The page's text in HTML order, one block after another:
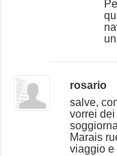
rosario
salve,
vorrei
Marais
viaggio e